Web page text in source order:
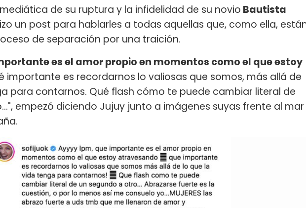
de su ruptura y la infidelidad de su novio Bautista
un post para hablarles a todas aquellas que, como ella,
de separación por una traición.
es el amor propio en momentos como el que estoy
importante es recordarnos lo valiosas que somos, más allá de
para contarnos. Qué flash cómo te puede cambiar literal de
empezó diciendo Jujuy junto a imágenes suyas frente al mar